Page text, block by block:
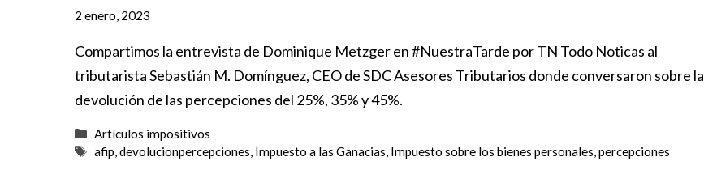
2 enero, 2023
Compartimos la entrevista de Dominique Metzger en #NuestraTarde por TN Todo Noticas al
tributarista Sebastián M. Domínguez, CEO de SDC Asesores Tributarios donde conversaron sobre la
devolución de las percepciones del 25%, 35% y 45%.
Categorías
Artículos impositivos
Etiquetas
afip,devolucionpercepciones, Impuesto a las Ganacias, Impuesto sobre los bienes personales,percepciones